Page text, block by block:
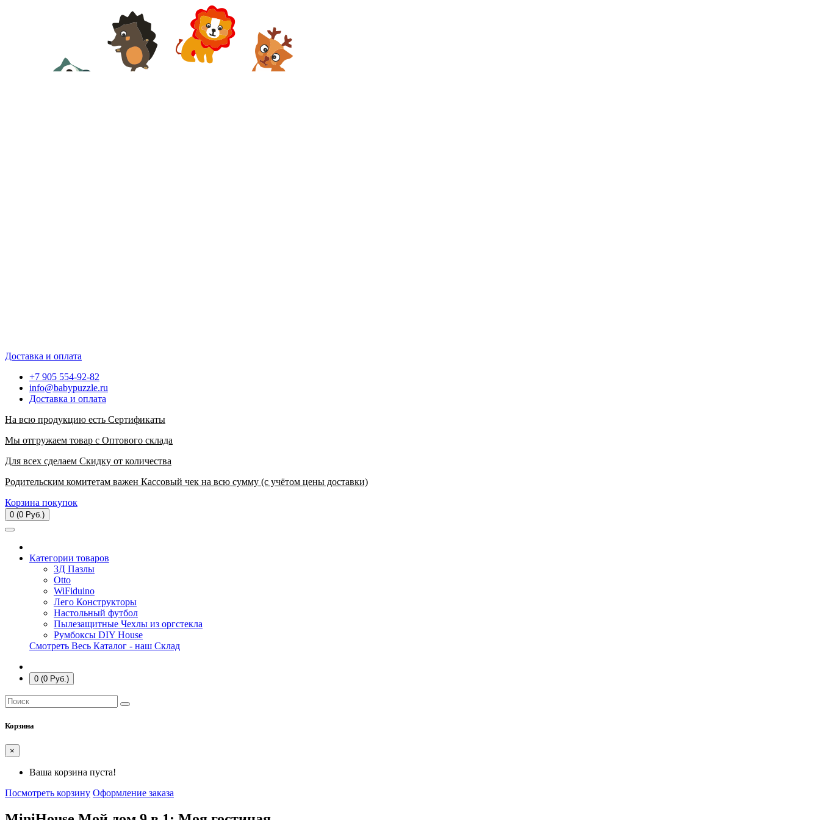
Доставка и оплата
+7 905 554-92-82
info@babypuzzle.ru
Доставка и оплата
На всю продукцию есть Сертификаты
Мы отгружаем товар с Оптового склада
Для всех сделаем Скидку от количества
Родительским комитетам важен Кассовый чек на всю сумму (с учётом цены доставки)
Корзина покупок
0 (0 Руб.)
Категории товаров
3Д Пазлы
Otto
WiFiduino
Лего Конструкторы
Настольный футбол
Пылезащитные Чехлы из оргстекла
Румбоксы DIY House
Смотреть Весь Каталог - наш Склад
0 (0 Руб.)
Корзина
×
Ваша корзина пуста!
Посмотреть корзину Оформление заказа